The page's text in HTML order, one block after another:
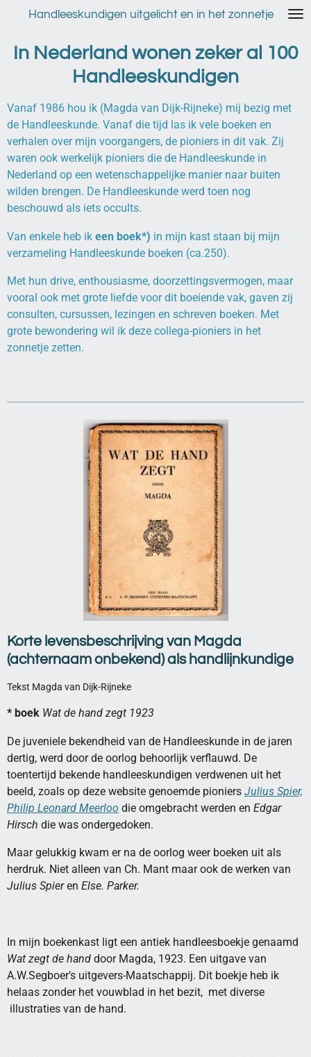
naar
hoofdinhoud
Handleeskundigen uitgelicht en in het zonnetje
In Nederland wonen zeker al 100
Handleeskundigen
Vanaf 1986 hou ik (Magda van Dijk-Rijneke) mij bezig met
de Handleeskunde. Vanaf die tijd las ik vele boeken en
verhalen over mijn voorgangers, de pioniers in dit vak. Zij
waren ook werkelijk pioniers die de Handleeskunde in
Nederland op een wetenschappelijke manier naar buiten
wilden brengen. De Handleeskunde werd toen nog
beschouwd als iets occults.
Van enkele heb ik een boek*) in mijn kast staan bij mijn
verzameling Handleeskunde boeken (ca.250).
Met hun drive, enthousiasme, doorzettingsvermogen, maar
vooral ook met grote liefde voor dit boeiende vak, gaven zij
consulten, cursussen, lezingen en schreven boeken. Met
grote bewondering wil ik deze collega-pioniers in het
zonnetje zetten.
Korte levensbeschrijving van Magda
(achternaam onbekend)als handlijnkundige
Tekst Magda van Dijk-Rijneke
* boek Wat de hand zegt 1923
De juveniele bekendheid van de Handleeskunde in de jaren
dertig, werd door de oorlog behoorlijk verflauwd. De
toentertijd bekende handleeskundigen verdwenen uit het
beeld, zoals op deze website genoemde pioniers Julius Spier,
Philip Leonard Meerloo die omgebracht werden en Edgar
Hirsch die was ondergedoken.
Maar gelukkig kwam er na de oorlog weer boeken uit als
herdruk. Niet alleen van Ch. Mant maar ook de werken van
Julius Spieren Else. Parker.
In mijn boekenkast ligt een antiek handleesboekje genaamd
Wat zegt de hand door Magda, 1923. Een uitgave van
A.W.Segboer’s uitgevers-Maatschappij. Dit boekje heb ik
helaas zonder het vouwblad in het bezit, met diverse
illustraties van de hand.